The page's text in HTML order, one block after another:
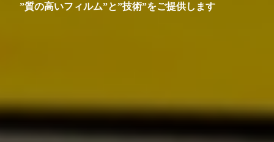
”質の高いフィルム”と”技術”をご提供します